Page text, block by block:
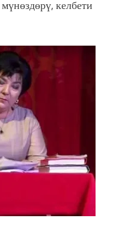
келбети